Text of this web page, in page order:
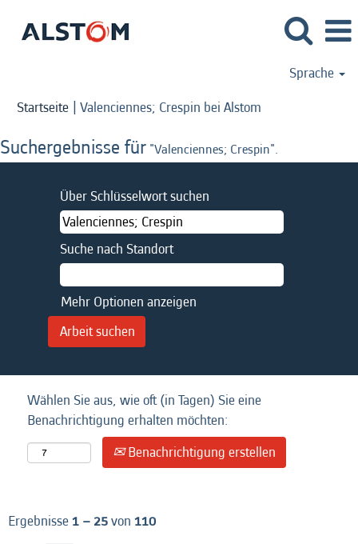
Sprache
Startseite | Valenciennes; Crespin bei Alstom
Suchergebnisse für "Valenciennes; Crespin".
Über Schlüsselwort suchen
Suche nach Standort
Mehr Optionen anzeigen
Wählen Sie aus, wie oft (in Tagen) Sie eine
Benachrichtigung erhalten möchten:
Benachrichtigung erstellen
Ergebnisse1 – 25von 110